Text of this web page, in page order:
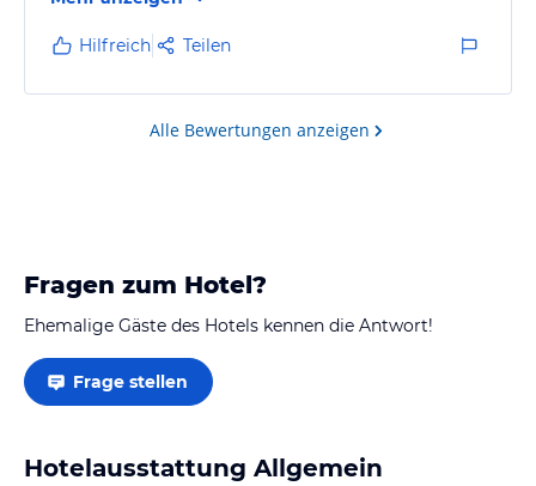
praktisch eingerichtet. Wir fahren immer wieder sehr
gerne hin. Bei Fragen / Problemen kann man jederzeit
die hilfsbereite Gastgeberin Traudi ansprechen.
Hilfreich Teilen
Alle Bewertungen anzeigen
Fragen zum Hotel?
Ehemalige Gäste des Hotels kennen die Antwort!
Frage stellen
Hotelausstattung Allgemein